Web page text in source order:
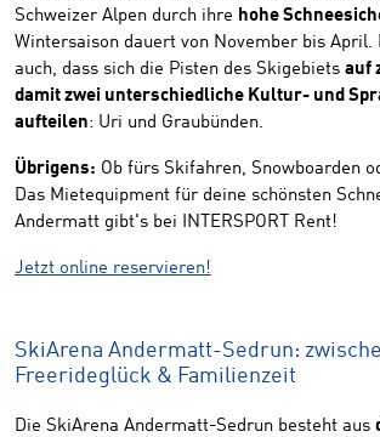
Schweizer Alpen durch ihre hohe
Wintersaison dauert von November bis April.
auch, dass sich die Pisten des Skigebiets auf
damit zwei unterschiedliche Kultur- und
aufteilen: Uri und Graubünden.
Übrigens: Ob fürs Skifahren, Snowboarden
Das Mietequipment für deine schönsten
Andermatt gibt's bei INTERSPORT Rent!
Jetzt online reservieren!
SkiArena Andermatt-Sedrun:
Freerideglück & Familienzeit
Die SkiArena Andermatt-Sedrun besteht aus